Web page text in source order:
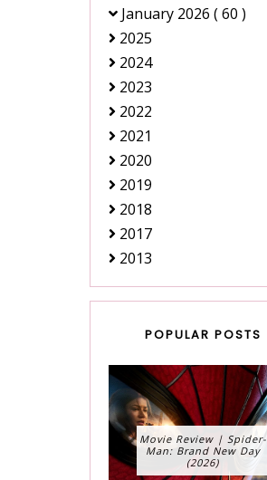
January 2026 ( 60 )
2025
2024
2023
2022
2021
2020
2019
2018
2017
2013
POPULAR POSTS
Movie Review | Spider-
Man: Brand New Day
(2026)